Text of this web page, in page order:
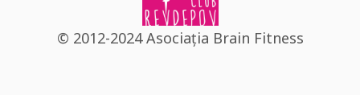
© 2012-2024 Asociația Brain Fitness